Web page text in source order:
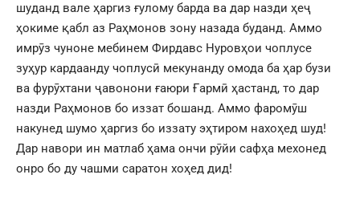
шуданд вале ҳаргиз ғулому барда ва дар назди ҳеҷ
ҳокиме қабл аз Раҳмонов зону назада буданд. Аммо
имрӯз чуноне мебинем Фирдавс Нуровҳои чоплусе
зуҳур кардаанду чоплусӣ мекунанду омода ба ҳар бузи
ва фурӯхтани ҷавонони ғаюри Ғармӣ ҳастанд, то дар
назди Раҳмонов бо иззат бошанд. Аммо фаромӯш
накунед шумо ҳаргиз бо иззату эҳтиром нахоҳед шуд!
Дар навори ин матлаб ҳама ончи рӯйи сафҳа мехонед
онро бо ду чашми саратон хоҳед дид!